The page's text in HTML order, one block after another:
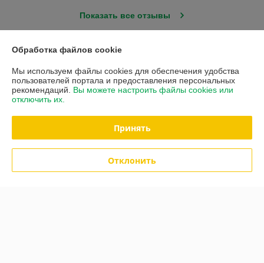
Показать все отзывы
О нас
Контакты
Полная версия сайта
Политика обработки cookies
Обработка файлов cookie
Мы используем файлы cookies для обеспечения удобства
пользователей портала и предоставления персональных
рекомендаций. Вы можете настроить файлы cookies или
отключить их.
Принять
Отклонить